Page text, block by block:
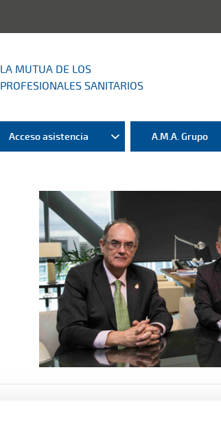
LA MUTUA DE LOS
PROFESIONALES SANITARIOS
Acceso asistencia A.M.A. Grupo